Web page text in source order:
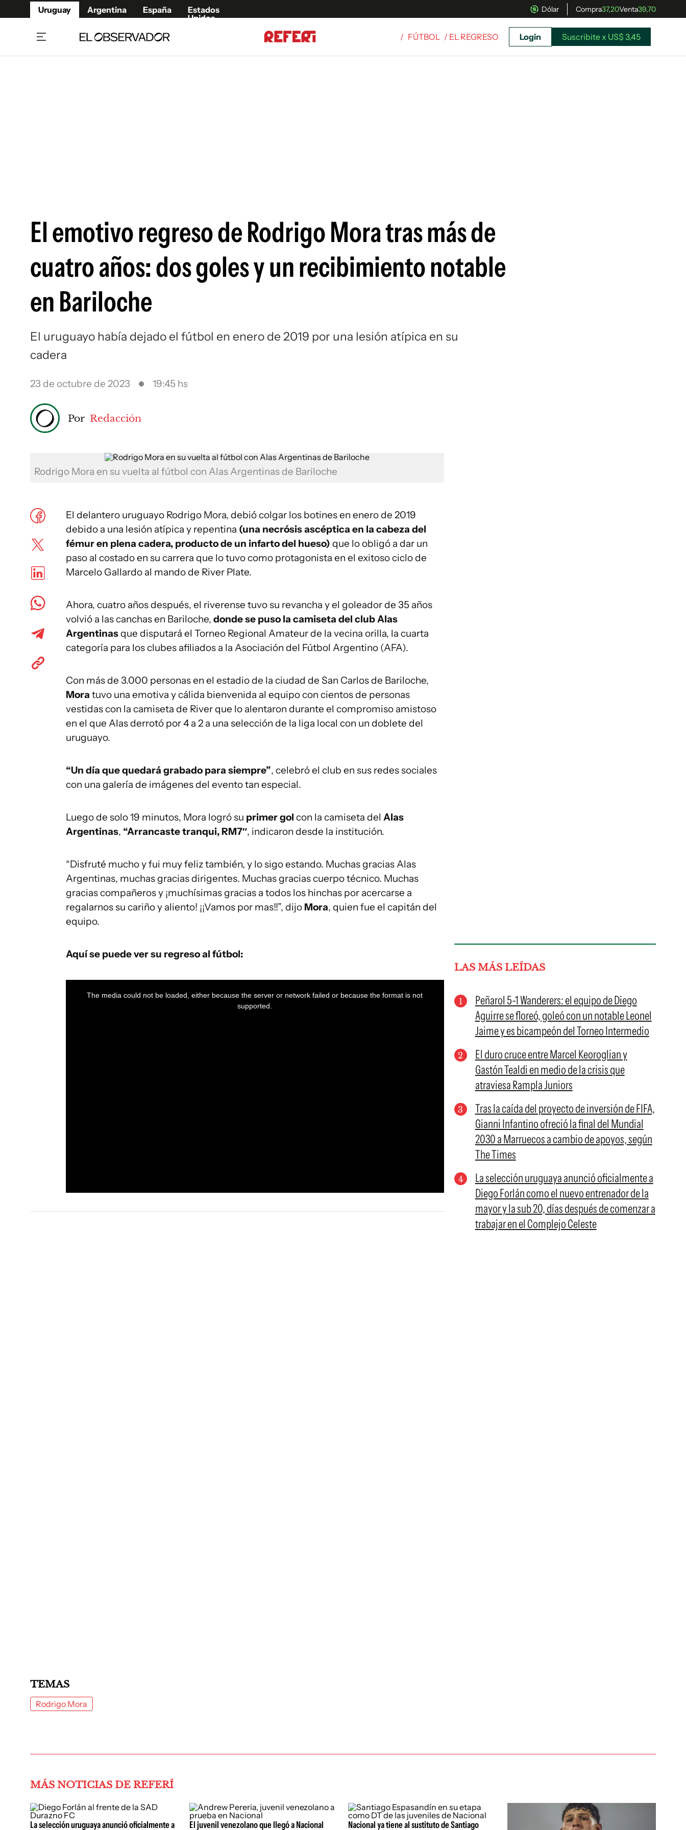
Uruguay Argentina España
Estados
Unidos
Dólar Compra37,20Venta39,70
Siguenos en:
/ FÚTBOL / EL REGRESO Login Suscribite x US$ 3,45
El emotivo regreso de Rodrigo Mora tras más de
cuatro años: dos goles y un recibimiento notable
en Bariloche
El uruguayo había dejado el fútbol en enero de 2019 por una lesión atípica en su
cadera
23 de octubre de 2023 19:45 hs
Por Redacción
Rodrigo Mora en su vuelta al fútbol con Alas Argentinas de Bariloche
El delantero uruguayo Rodrigo Mora, debió colgar los botines en enero de 2019
debido a una lesión atípica y repentina (una necrósis ascéptica en la cabeza del
fémur en plena cadera, producto de un infarto del hueso) que lo obligó a dar un
paso al costado en su carrera que lo tuvo como protagonista en el exitoso ciclo de
Marcelo Gallardo al mando de River Plate.
Ahora, cuatro años después, el riverense tuvo su revancha y el goleador de 35 años
volvió a las canchas en Bariloche, donde se puso la camiseta del clubAlas
Argentinasque disputará el Torneo Regional Amateur de la vecina orilla, la cuarta
categoría para los clubes afiliados a la Asociación del Fútbol Argentino (AFA).
Con más de 3.000 personas en el estadio de la ciudad de San Carlos de Bariloche,
Mora tuvo una emotiva y cálida bienvenida al equipo con cientos de personas
vestidas con la camiseta de River que lo alentaron durante el compromiso amistoso
en el que Alas derrotó por 4 a 2 a una selección de la liga local con un doblete del
uruguayo.
“Un día que quedará grabado para siempre”, celebró el club en sus redes sociales
con una galería de imágenes del evento tan especial.
Luego de solo 19 minutos, Mora logró su primer gol con la camiseta del Alas
Argentinas, “Arrancaste tranqui, RM7″, indicaron desde la institución.
“Disfruté mucho y fui muy feliz también, y lo sigo estando. Muchas gracias Alas
Argentinas, muchas gracias dirigentes. Muchas gracias cuerpo técnico. Muchas
gracias compañeros y ¡muchísimas gracias a todos los hinchas por acercarse a
regalarnos su cariño y aliento! ¡¡Vamos por mas!!”, dijo Mora, quien fue el capitán del
equipo.
Aquí se puede ver su regreso al fútbol:
The media could not be loaded, either because the server or network failed or because the format is not
supported.
LAS MÁS LEÍDAS
Peñarol 5-1 Wanderers: el equipo de Diego
Aguirre se floreó, goleó con un notable Leonel
Jaime y es bicampeón del Torneo Intermedio
El duro cruce entre Marcel Keoroglian y
Gastón Tealdi en medio de la crisis que
atraviesa Rampla Juniors
Tras la caída del proyecto de inversión de FIFA,
Gianni Infantino ofreció la final del Mundial
2030 a Marruecos a cambio de apoyos, según
The Times
La selección uruguaya anunció oficialmente a
Diego Forlán como el nuevo entrenador de la
mayor y la sub 20, días después de comenzar a
trabajar en el Complejo Celeste
TEMAS
Rodrigo Mora
MÁS NOTICIAS DE REFERÍ
La selección uruguaya anunció oficialmente a El juvenil venezolano que llegó a Nacional Nacional ya tiene al sustituto de Santiago